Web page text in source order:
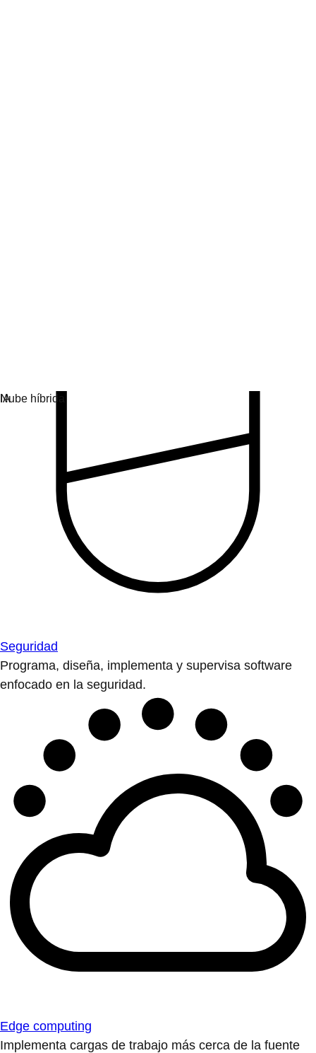
Seguridad
Programa, diseña, implementa y supervisa software
enfocado en la seguridad.
Edge computing
Implementa cargas de trabajo más cerca de la fuente